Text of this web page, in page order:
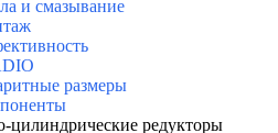
и смазывание
размеры
цилиндрические редукторы